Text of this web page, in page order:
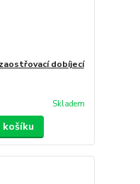
dobíjecí
Skladem